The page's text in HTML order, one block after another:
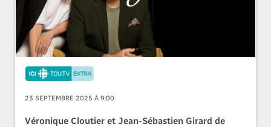
23 SEPTEMBRE 2025 À 9:00
Véronique Cloutier et Jean-Sébastien Girard de